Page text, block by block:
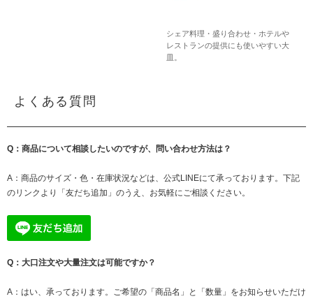
シェア料理・盛り合わせ・ホテルや
レストランの提供にも使いやすい大
皿。
よくある質問
Q：商品について相談したいのですが、問い合わせ方法は？
A：商品のサイズ・色・在庫状況などは、公式LINEにて承っております。下記
のリンクより「友だち追加」のうえ、お気軽にご相談ください。
Q：大口注文や大量注文は可能ですか？
A：はい、承っております。ご希望の「商品名」と「数量」をお知らせいただけ